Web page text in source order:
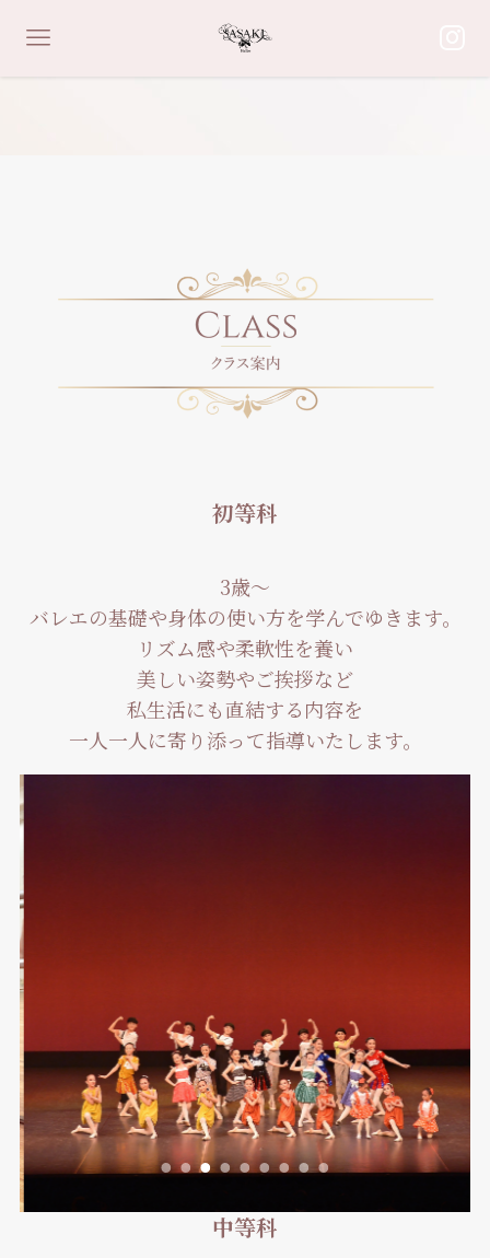
初等科
3歳〜
バレエの基礎や身体の使い方を学んでゆきます。
リズム感や柔軟性を養い
美しい姿勢やご挨拶など
私生活にも直結する内容を
一人一人に寄り添って指導いたします。
中等科